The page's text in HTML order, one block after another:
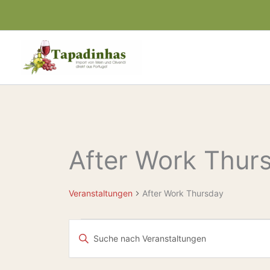
After Work
Veranstaltungen After Work Thursday
Veranstaltungen
Suche
und
Bitte
Schlüsselwort
eingeben.